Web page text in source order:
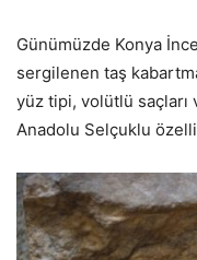
Günümüzde Konya
sergilenen taş
yüz tipi, volütlü
Anadolu Selçuklu